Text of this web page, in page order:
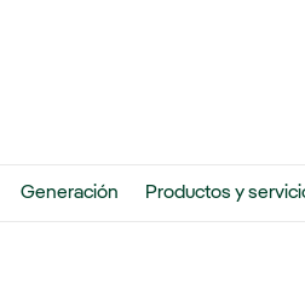
Generación Productos y